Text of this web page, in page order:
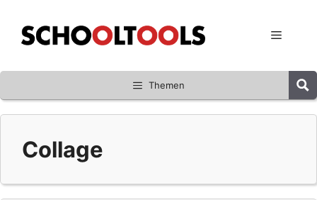
Inhalt
springen
Menü
Themen
Collage